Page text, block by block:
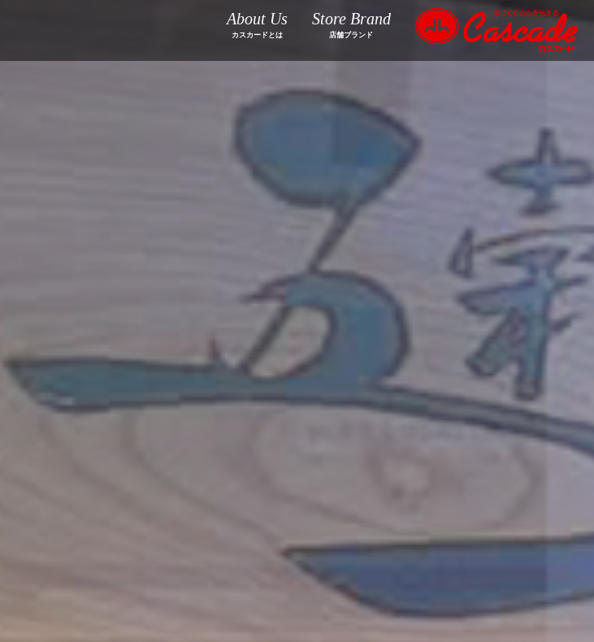
About Us
カスカードとは
Store Brand
店舗ブランド